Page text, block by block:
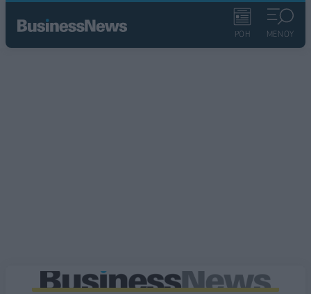
ΡΟΗ ΜΕΝΟΥ